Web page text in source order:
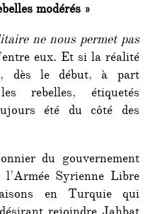
modérés »
ne nous permet pas
eux. Et si la réalité
dès le début, à part
rebelles, étiquetés
été du côté des
du gouvernement
Syrienne Libre
en Turquie qui